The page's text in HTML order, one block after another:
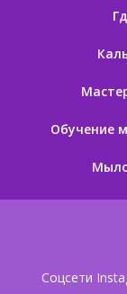
Обучение
Соцсети